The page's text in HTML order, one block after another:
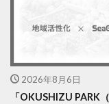
2026年8月6日
「OKUSHIZU PARK